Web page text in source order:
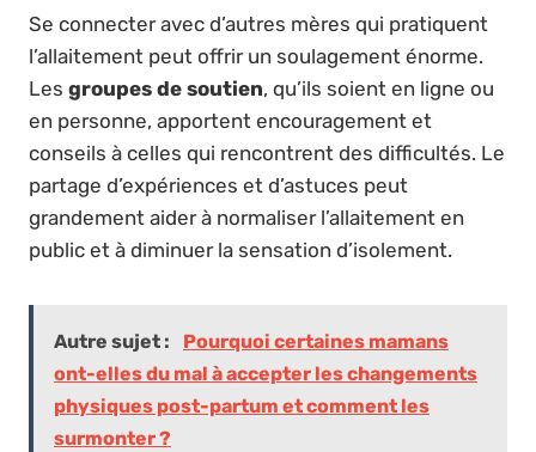
Se connecter avec d’autres mères qui pratiquent
l’allaitement peut offrir un soulagement énorme.
Les groupes de soutien, qu’ils soient en ligne ou
en personne, apportent encouragement et
conseils à celles qui rencontrent des difficultés. Le
partage d’expériences et d’astuces peut
grandement aider à normaliser l’allaitement en
public et à diminuer la sensation d’isolement.
Autre sujet :
Pourquoi certaines mamans
ont-elles du mal à accepter les changements
physiques post-partum et comment les
surmonter ?